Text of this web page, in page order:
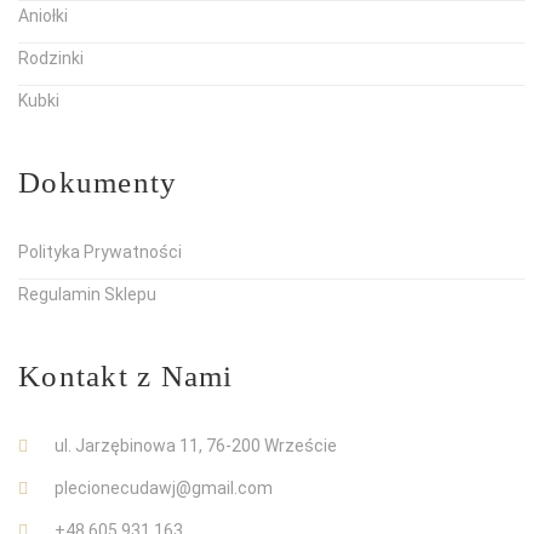
Aniołki
Rodzinki
Kubki
Dokumenty
Polityka Prywatności
Regulamin Sklepu
Kontakt z Nami
ul. Jarzębinowa 11, 76-200 Wrzeście
plecionecudawj@gmail.com
+48 605 931 163